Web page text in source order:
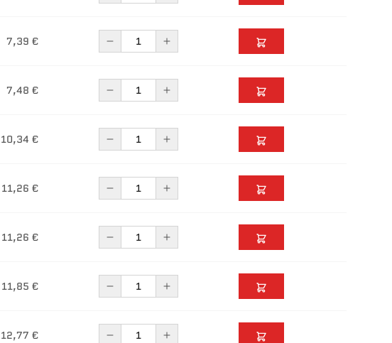
7,39 €
7,48 €
10,34 €
11,26 €
11,26 €
11,85 €
12,77 €